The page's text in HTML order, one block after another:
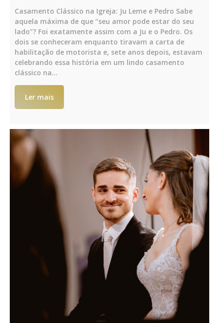
Casamento Clássico na Igreja: Ju Leme e Pedro Sabe
aquela máxima de que “seu amor pode estar do seu
lado”? Foi exatamente assim com a Ju e o Pedro. Os
dois se conheceram enquanto tiravam a carta de
habilitação de motorista e, sete anos depois, estavam
celebrando essa história em um lindo casamento
clássico na…
Ler mais